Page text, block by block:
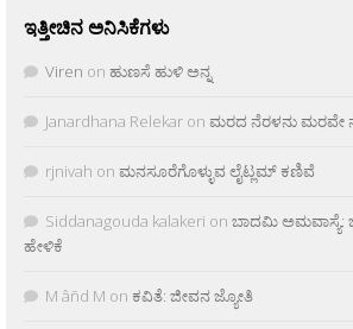
ಇತ್ತೀಚಿನ ಅನಿಸಿಕೆಗಳು
Viren on ಹುಣಸೆ ಹುಳಿ ಅನ್ನ
Janardhana Relekar on ಮರದ ನೆರಳನು ಮರವೇ
rjnivah on ಮನಸೂರೆಗೊಳ್ಳುವ ಲೈಟ್ಲಮ್ ಕಣಿವೆ
Siddanagouda kalakeri on ಬಾದಮಿ ಅಮವಾಸ್ಯೆ:
ಹೇಳಿಕೆ
M âñd M on ಕವಿತೆ: ಜೀವನ ಜ್ಯೋತಿ